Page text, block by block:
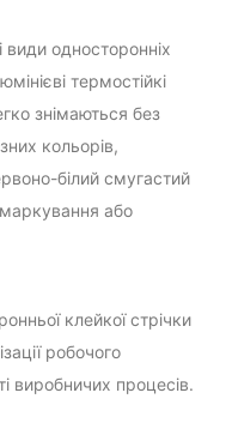
види односторонніх
термостійкі
знімаються без
кольорів,
білий смугастий
маркування або
клейкої стрічки
робочого
виробничих процесів.